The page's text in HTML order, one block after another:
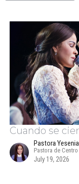
Cuando se
Pastora
Pastora de
July 19, 2026